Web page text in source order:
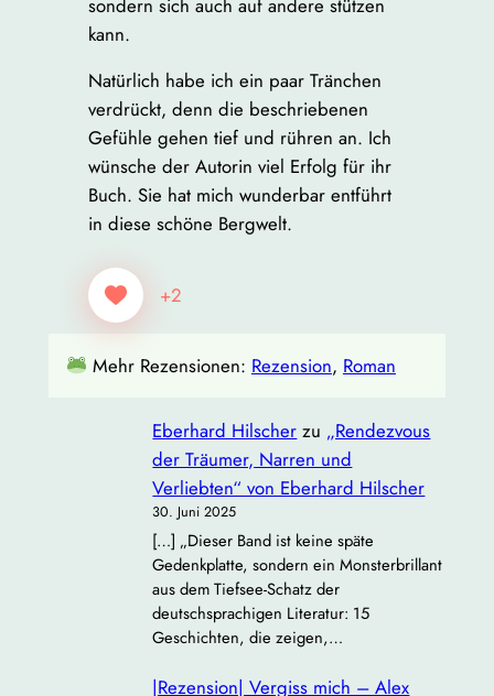
kann.
Natürlich habe ich ein paar Tränchen
verdrückt, denn die beschriebenen
Gefühle gehen tief und rühren an. Ich
wünsche der Autorin viel Erfolg für ihr
Buch. Sie hat mich wunderbar entführt
in diese schöne Bergwelt.
+2
Mehr Rezensionen: Rezension, Roman
Eberhard Hilscher zu „Rendezvous
der Träumer, Narren und
Verliebten“ von Eberhard Hilscher
30. Juni 2025
[…] „Dieser Band ist keine späte
Gedenkplatte, sondern ein Monsterbrillant
aus dem Tiefsee‐Schatz der
deutschsprachigen Literatur: 15
Geschichten, die zeigen,…
|Rezension| Vergiss mich – Alex